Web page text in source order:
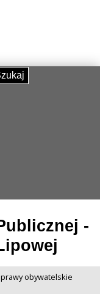
-
obywatelskie